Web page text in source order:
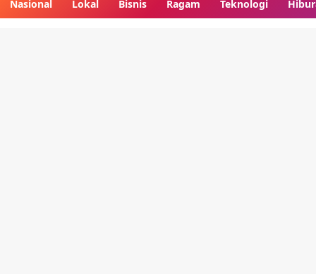
Nasional Lokal Bisnis Ragam Teknologi